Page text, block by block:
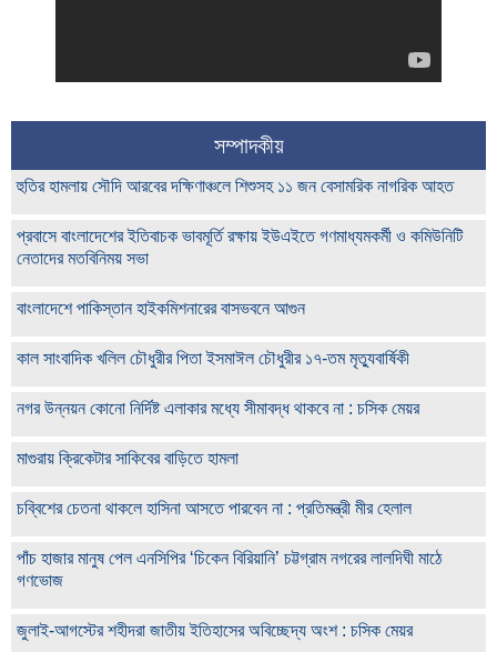
সম্পাদকীয়
হুতির হামলায় সৌদি আরবের দক্ষিণাঞ্চলে শিশুসহ ১১ জন বেসামরিক নাগরিক আহত
প্রবাসে বাংলাদেশের ইতিবাচক ভাবমূর্তি রক্ষায় ইউএইতে গণমাধ্যমকর্মী ও কমিউনিটি
নেতাদের মতবিনিময় সভা
বাংলাদেশে পাকিস্তান হাইকমিশনারের বাসভবনে আগুন
কাল সাংবাদিক খলিল চৌধুরীর পিতা ইসমাঈল চৌধুরীর ১৭-তম মৃত্যুবার্ষিকী
নগর উন্নয়ন কোনো নির্দিষ্ট এলাকার মধ্যে সীমাবদ্ধ থাকবে না : চসিক মেয়র
মাগুরায় ক্রিকেটার সাকিবের বাড়িতে হামলা
চব্বিশের চেতনা থাকলে হাসিনা আসতে পারবেন না : প্রতিমন্ত্রী মীর হেলাল
পাঁচ হাজার মানুষ পেল এনসিপির ‘চিকেন বিরিয়ানি’ চট্টগ্রাম নগরের লালদিঘী মাঠে
গণভোজ
জুলাই-আগস্টের শহীদরা জাতীয় ইতিহাসের অবিচ্ছেদ্য অংশ : চসিক মেয়র